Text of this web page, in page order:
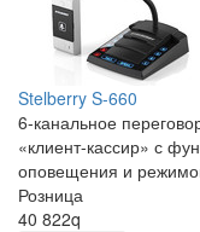
Stelberry S-660
6-канальное
«клиент-кассир» с
оповещения и
Розница
40 822q